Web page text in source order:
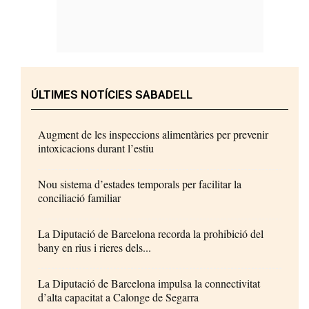
ÚLTIMES NOTÍCIES SABADELL
Augment de les inspeccions alimentàries per prevenir
intoxicacions durant l’estiu
Nou sistema d’estades temporals per facilitar la
conciliació familiar
La Diputació de Barcelona recorda la prohibició del
bany en rius i rieres dels...
La Diputació de Barcelona impulsa la connectivitat
d’alta capacitat a Calonge de Segarra